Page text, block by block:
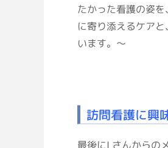
たかった看護の姿
に寄り添えるケア
います。～
訪問看護に興
最後にI さんからの